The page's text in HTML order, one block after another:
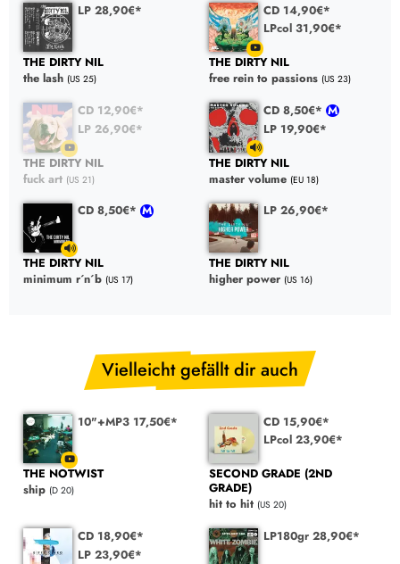
LP 28,90€*
THE DIRTY NIL
the lash (US 25)
CD 14,90€*
LPcol 31,90€*
THE DIRTY NIL
free rein to passions (US 23)
CD 12,90€*
LP 26,90€*
THE DIRTY NIL
fuck art (US 21)
CD 8,50€*
LP 19,90€*
THE DIRTY NIL
master volume (EU 18)
CD 8,50€*
THE DIRTY NIL
minimum r´n´b (US 17)
LP 26,90€*
THE DIRTY NIL
higher power (US 16)
Vielleicht gefällt dir auch
10"+MP3 17,50€*
THE NOTWIST
ship (D 20)
CD 15,90€*
LPcol 23,90€*
SECOND GRADE (2ND
GRADE)
hit to hit (US 20)
CD 18,90€*
LP 23,90€*
LP180gr 28,90€*